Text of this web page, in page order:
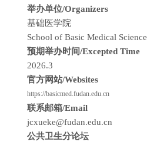
举办单位/Organizers
基础医学院
School of Basic Medical Science
预期举办时间/Excepted Time
2026.3
官方网站/Websites
https://basicmed.fudan.edu.cn
联系邮箱/Email
jcxueke@fudan.edu.cn
公共卫生分论坛